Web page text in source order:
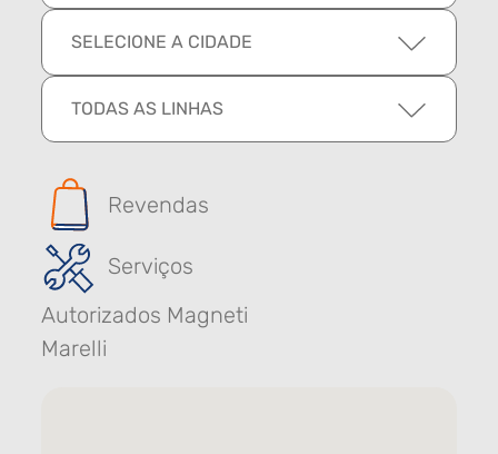
SELECIONE A CIDADE
TODAS AS LINHAS
Revendas
Serviços
Autorizados Magneti
Marelli